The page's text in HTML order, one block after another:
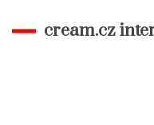
cream.cz